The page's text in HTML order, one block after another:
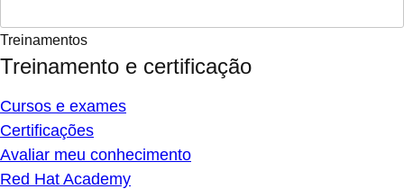
Treinamentos
Treinamento e certificação
Cursos e exames
Certificações
Avaliar meu conhecimento
Red Hat Academy